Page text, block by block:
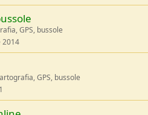
GPS, bussole
2014
GPS, bussole